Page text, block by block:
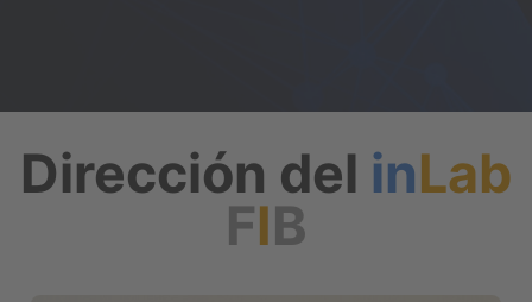
Dirección del inLab
FIB